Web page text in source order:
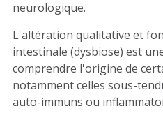
neurologique.
L'altération qualitative et
intestinale (dysbiose) est
comprendre l'origine de
notamment celles sous-
auto-immuns ou